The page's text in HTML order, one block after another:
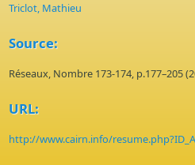
Triclot, Mathieu
Source:
Réseaux, Nombre 173-174, p.177–205
URL:
http://www.cairn.info/